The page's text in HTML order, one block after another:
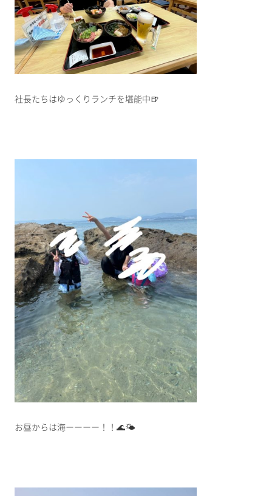
社長たちはゆっくりランチを堪能中🍺
お昼からは海ーーーー！！🌊🌤